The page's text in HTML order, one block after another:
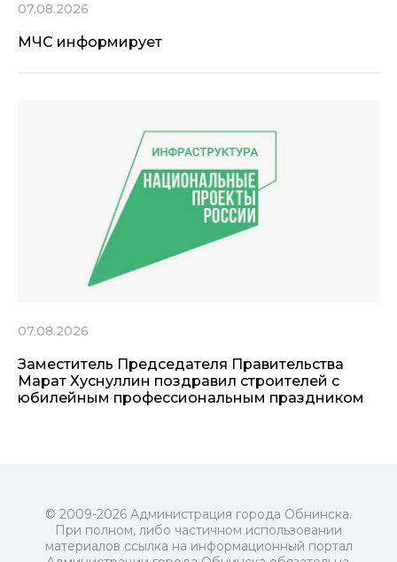
07.08.2026
МЧС информирует
07.08.2026
Заместитель Председателя Правительства
Марат Хуснуллин поздравил строителей с
юбилейным профессиональным праздником
© 2009-2026 Администрация города Обнинска.
При полном, либо частичном использовании
материалов ссылка на информационный портал